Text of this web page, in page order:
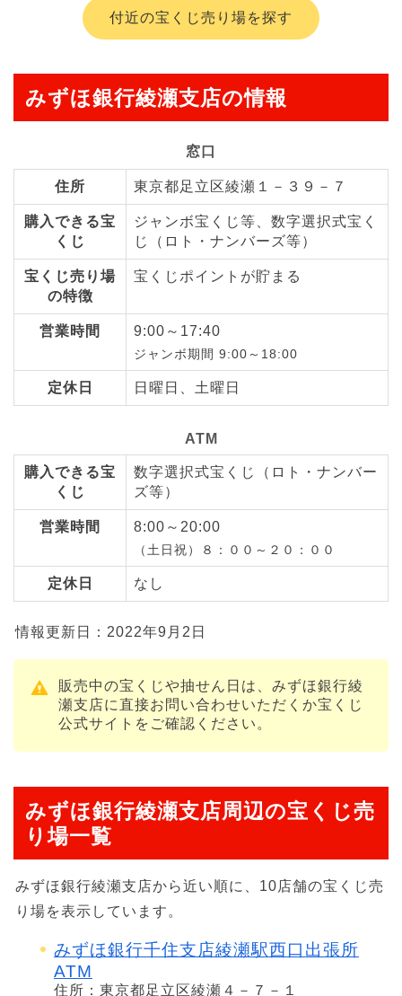
付近の宝くじ売り場を探す
みずほ銀行綾瀬支店の情報
窓口
住所 東京都足立区綾瀬１－３９－７
購入できる宝
くじ
ジャンボ宝くじ等、数字選択式宝く
じ（ロト・ナンバーズ等）
宝くじ売り場
の特徴
宝くじポイントが貯まる
営業時間 9:00～17:40
ジャンボ期間 9:00～18:00
定休日 日曜日、土曜日
ATM
購入できる宝
くじ
数字選択式宝くじ（ロト・ナンバー
ズ等）
営業時間 8:00～20:00
（土日祝）８：００～２０：００
定休日 なし
情報更新日：2022年9月2日
販売中の宝くじや抽せん日は、みずほ銀行綾
瀬支店に直接お問い合わせいただくか宝くじ
公式サイトをご確認ください。
みずほ銀行綾瀬支店周辺の宝くじ売
り場一覧
みずほ銀行綾瀬支店から近い順に、10店舗の宝くじ売
り場を表示しています。
みずほ銀行千住支店綾瀬駅西口出張所
ATM
住所：東京都足立区綾瀬４－７－１